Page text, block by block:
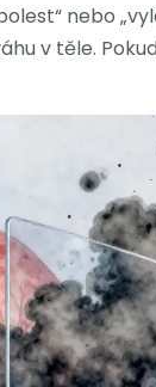
nebo
v těle.